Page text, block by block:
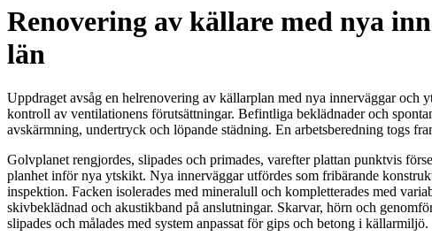
Renovering av källare med nya
län
Uppdraget avsåg en helrenovering av källarplan med nya innerväggar
kontroll av ventilationens förutsättningar. Befintliga beklädnader och
avskärmning, undertryck och löpande städning. En arbetsberedning togs
Golvplanet rengjordes, slipades och primades, varefter plattan punktvis
planhet inför nya ytskikt. Nya innerväggar utfördes som fribärande
inspektion. Facken isolerades med mineralull och kompletterades med
skivbeklädnad och akustikband på anslutningar. Skarvar, hörn och
slipades och målades med system anpassat för gips och betong i